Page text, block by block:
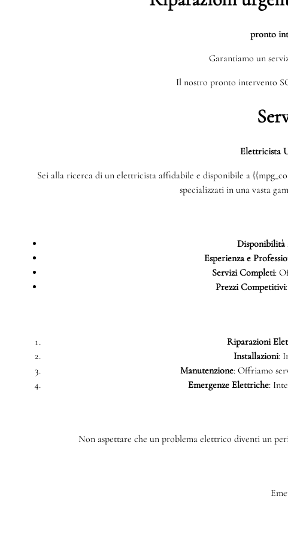
pronto
Garantiamo un
Il nostro pronto intervento
Elettricista
Sei alla ricerca di un elettricista affidabile e disponibile a
specializzati in una vasta
Disponibilità
Esperienza e
Servizi Completi:
Prezzi Competitivi
Riparazioni
Installazioni:
Manutenzione: Offriamo
Emergenze Elettriche:
Non aspettare che un problema elettrico diventi un